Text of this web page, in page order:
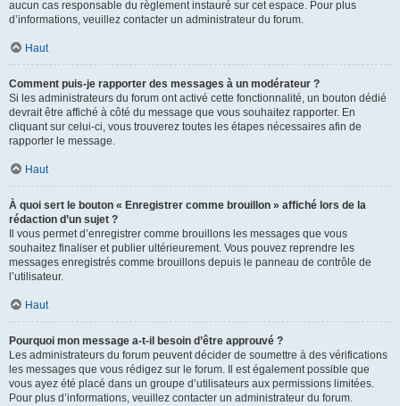
aucun cas responsable du règlement instauré sur cet espace. Pour plus
d’informations, veuillez contacter un administrateur du forum.
Haut
Comment puis-je rapporter des messages à un modérateur ?
Si les administrateurs du forum ont activé cette fonctionnalité, un bouton dédié
devrait être affiché à côté du message que vous souhaitez rapporter. En
cliquant sur celui-ci, vous trouverez toutes les étapes nécessaires afin de
rapporter le message.
Haut
À quoi sert le bouton « Enregistrer comme brouillon » affiché lors de la
rédaction d’un sujet ?
Il vous permet d’enregistrer comme brouillons les messages que vous
souhaitez finaliser et publier ultérieurement. Vous pouvez reprendre les
messages enregistrés comme brouillons depuis le panneau de contrôle de
l’utilisateur.
Haut
Pourquoi mon message a-t-il besoin d’être approuvé ?
Les administrateurs du forum peuvent décider de soumettre à des vérifications
les messages que vous rédigez sur le forum. Il est également possible que
vous ayez été placé dans un groupe d’utilisateurs aux permissions limitées.
Pour plus d’informations, veuillez contacter un administrateur du forum.